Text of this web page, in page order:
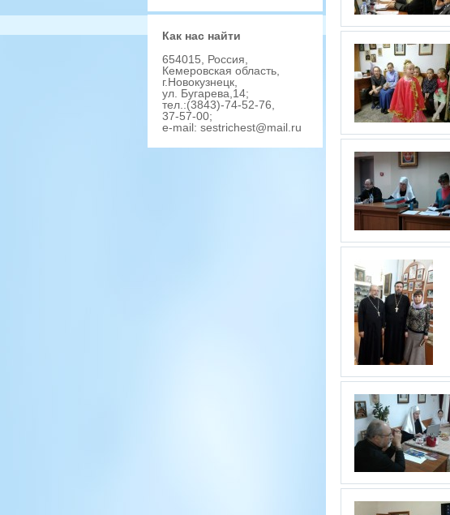
Как наc найти
654015, Роccия,
Кемеровcкая облаcть,
г.Новокузнецк,
ул. Бугарева,14;
тел.:(3843)-74-52-76,
37-57-00;
e-mail: sestrichest@mail.ru